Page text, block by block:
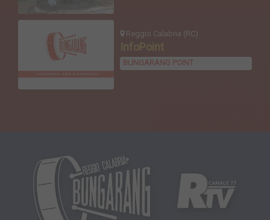
Reggio Calabria (RC)
InfoPoint
BUNGARANG POINT